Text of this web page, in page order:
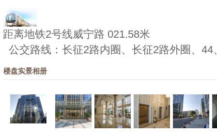
距离地铁2号线威宁路 021.58米
公交路线：长征2路内圈、长征2路外圈、44
楼盘实景相册